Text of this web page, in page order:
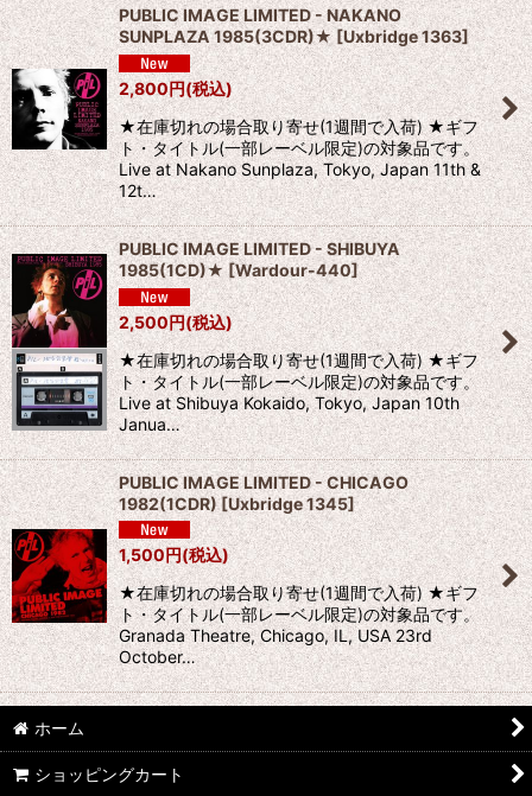
PUBLIC IMAGE LIMITED - NAKANO
SUNPLAZA 1985(3CDR)★ [Uxbridge 1363]
2,800円(税込)
★在庫切れの場合取り寄せ(1週間で入荷) ★ギフ
ト・タイトル(一部レーベル限定)の対象品です。
Live at Nakano Sunplaza, Tokyo, Japan 11th &
12t…
PUBLIC IMAGE LIMITED - SHIBUYA
1985(1CD)★[Wardour-440]
2,500円(税込)
★在庫切れの場合取り寄せ(1週間で入荷) ★ギフ
ト・タイトル(一部レーベル限定)の対象品です。
Live at Shibuya Kokaido, Tokyo, Japan 10th
Janua…
PUBLIC IMAGE LIMITED - CHICAGO
1982(1CDR)[Uxbridge 1345]
1,500円(税込)
★在庫切れの場合取り寄せ(1週間で入荷) ★ギフ
ト・タイトル(一部レーベル限定)の対象品です。
Granada Theatre, Chicago, IL, USA 23rd
October…
ホーム
ショッピングカート